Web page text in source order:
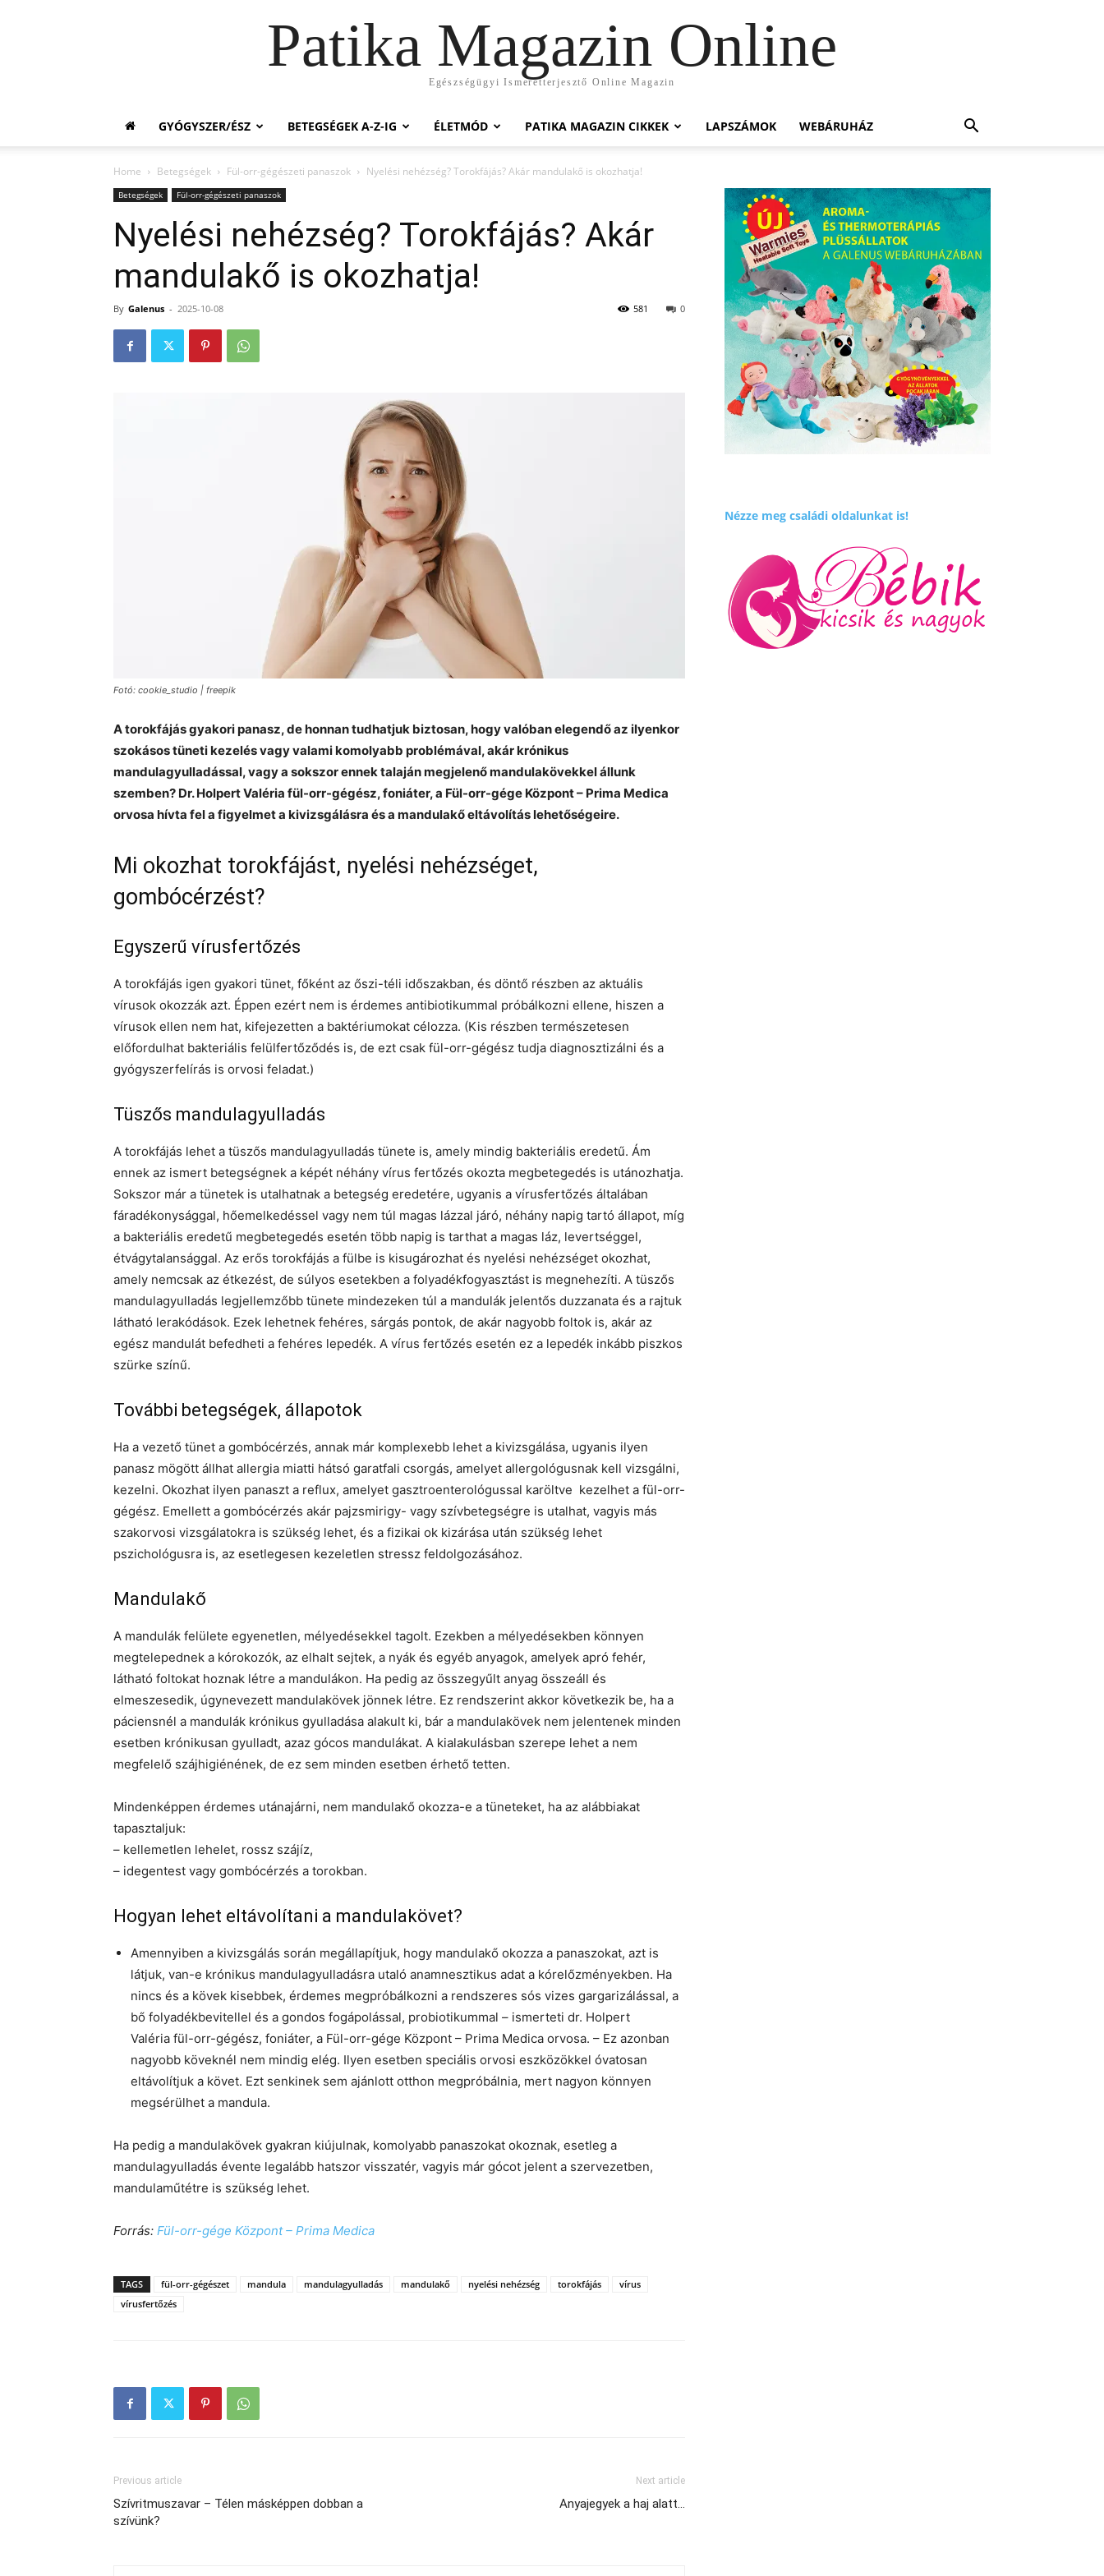
Patika Magazin Online
Egészségügyi Ismeretterjesztő Online Magazin
GYÓGYSZER/ÉSZ BETEGSÉGEK A-Z-IG ÉLETMÓD PATIKA MAGAZIN CIKKEK LAPSZÁMOK WEBÁRUHÁZ
Home Betegségek Fül-orr-gégészeti panaszok Nyelési nehézség? Torokfájás? Akár mandulakő is okozhatja!
Betegségek Fül-orr-gégészeti panaszok
Nyelési nehézség? Torokfájás? Akár
mandulakő is okozhatja!
By Galenus - 2025-10-08 0
581
Fotó: cookie_studio | freepik
A torokfájás gyakori panasz, de honnan tudhatjuk biztosan, hogy valóban elegendő az ilyenkor
szokásos tüneti kezelés vagy valami komolyabb problémával, akár krónikus
mandulagyulladással, vagy a sokszor ennek talaján megjelenő mandulakövekkel állunk
szemben? Dr. Holpert Valéria fül-orr-gégész, foniáter, a Fül-orr-gége Központ – Prima Medica
orvosa hívta fel a figyelmet a kivizsgálásra és a mandulakő eltávolítás lehetőségeire.
Mi okozhat torokfájást, nyelési nehézséget,
gombócérzést?
Egyszerű vírusfertőzés
A torokfájás igen gyakori tünet, főként az őszi-téli időszakban, és döntő részben az aktuális
vírusok okozzák azt. Éppen ezért nem is érdemes antibiotikummal próbálkozni ellene, hiszen a
vírusok ellen nem hat, kifejezetten a baktériumokat célozza. (Kis részben természetesen
előfordulhat bakteriális felülfertőződés is, de ezt csak fül-orr-gégész tudja diagnosztizálni és a
gyógyszerfelírás is orvosi feladat.)
Tüszős mandulagyulladás
A torokfájás lehet a tüszős mandulagyulladás tünete is, amely mindig bakteriális eredetű. Ám
ennek az ismert betegségnek a képét néhány vírus fertőzés okozta megbetegedés is utánozhatja.
Sokszor már a tünetek is utalhatnak a betegség eredetére, ugyanis a vírusfertőzés általában
fáradékonysággal, hőemelkedéssel vagy nem túl magas lázzal járó, néhány napig tartó állapot, míg
a bakteriális eredetű megbetegedés esetén több napig is tarthat a magas láz, levertséggel,
étvágytalansággal. Az erős torokfájás a fülbe is kisugározhat és nyelési nehézséget okozhat,
amely nemcsak az étkezést, de súlyos esetekben a folyadékfogyasztást is megnehezíti. A tüszős
mandulagyulladás legjellemzőbb tünete mindezeken túl a mandulák jelentős duzzanata és a rajtuk
látható lerakódások. Ezek lehetnek fehéres, sárgás pontok, de akár nagyobb foltok is, akár az
egész mandulát befedheti a fehéres lepedék. A vírus fertőzés esetén ez a lepedék inkább piszkos
szürke színű.
További betegségek, állapotok
Ha a vezető tünet a gombócérzés, annak már komplexebb lehet a kivizsgálása, ugyanis ilyen
panasz mögött állhat allergia miatti hátsó garatfali csorgás, amelyet allergológusnak kell vizsgálni,
kezelni. Okozhat ilyen panaszt a reflux, amelyet gasztroenterológussal karöltve kezelhet a fül-orr-
gégész. Emellett a gombócérzés akár pajzsmirigy- vagy szívbetegségre is utalhat, vagyis más
szakorvosi vizsgálatokra is szükség lehet, és a fizikai ok kizárása után szükség lehet
pszichológusra is, az esetlegesen kezeletlen stressz feldolgozásához.
Mandulakő
A mandulák felülete egyenetlen, mélyedésekkel tagolt. Ezekben a mélyedésekben könnyen
megtelepednek a kórokozók, az elhalt sejtek, a nyák és egyéb anyagok, amelyek apró fehér,
látható foltokat hoznak létre a mandulákon. Ha pedig az összegyűlt anyag összeáll és
elmeszesedik, úgynevezett mandulakövek jönnek létre. Ez rendszerint akkor következik be, ha a
páciensnél a mandulák krónikus gyulladása alakult ki, bár a mandulakövek nem jelentenek minden
esetben krónikusan gyulladt, azaz gócos mandulákat. A kialakulásban szerepe lehet a nem
megfelelő szájhigiénének, de ez sem minden esetben érhető tetten.
Mindenképpen érdemes utánajárni, nem mandulakő okozza-e a tüneteket, ha az alábbiakat
tapasztaljuk:
– kellemetlen lehelet, rossz szájíz,
– idegentest vagy gombócérzés a torokban.
Hogyan lehet eltávolítani a mandulakövet?
Amennyiben a kivizsgálás során megállapítjuk, hogy mandulakő okozza a panaszokat, azt is
látjuk, van-e krónikus mandulagyulladásra utaló anamnesztikus adat a kórelőzményekben. Ha
nincs és a kövek kisebbek, érdemes megpróbálkozni a rendszeres sós vizes gargarizálással, a
bő folyadékbevitellel és a gondos fogápolással, probiotikummal – ismerteti dr. Holpert
Valéria fül-orr-gégész, foniáter, a Fül-orr-gége Központ – Prima Medica orvosa. – Ez azonban
nagyobb köveknél nem mindig elég. Ilyen esetben speciális orvosi eszközökkel óvatosan
eltávolítjuk a követ. Ezt senkinek sem ajánlott otthon megpróbálnia, mert nagyon könnyen
megsérülhet a mandula.
Ha pedig a mandulakövek gyakran kiújulnak, komolyabb panaszokat okoznak, esetleg a
mandulagyulladás évente legalább hatszor visszatér, vagyis már gócot jelent a szervezetben,
mandulaműtétre is szükség lehet.
Forrás: Fül-orr-gége Központ – Prima Medica
TAGS fül-orr-gégészet mandula mandulagyulladás mandulakő nyelési nehézség torokfájás
vírus
vírusfertőzés
Previous article
Szívritmuszavar – Télen másképpen dobban a
szívünk?
Next article
Anyajegyek a haj alatt…
Nézze meg családi oldalunkat is!